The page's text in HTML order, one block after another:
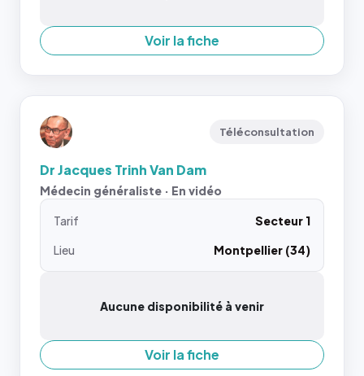
Voir la fiche
Téléconsultation
Dr Jacques Trinh Van Dam
Médecin généraliste · En vidéo
Tarif
Secteur 1
Lieu
Montpellier (34)
Aucune disponibilité à venir
Voir la fiche